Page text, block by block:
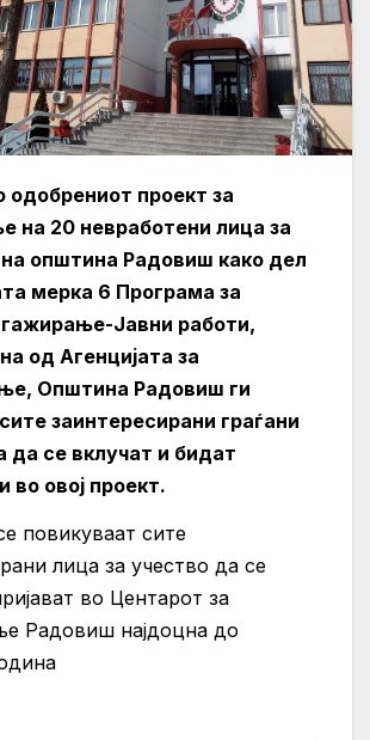
одобрениот проект за
на 20 невработени лица за
општина Радовиш како дел
мерка 6 Програма за
Јавни работи,
од Агенцијата за
Општина Радовиш ги
заинтересирани граѓани
да се вклучат и бидат
во овој проект.
повикуваат сите
лица за учество да се
во Центарот за
Радовиш најдоцна до